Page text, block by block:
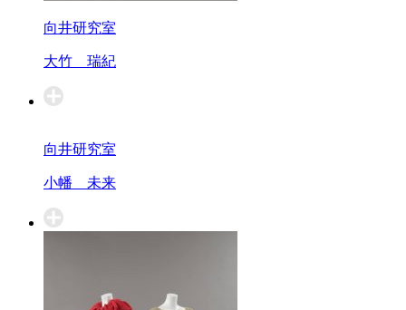
向井研究室
大竹 瑞紀
向井研究室
小幡 未来